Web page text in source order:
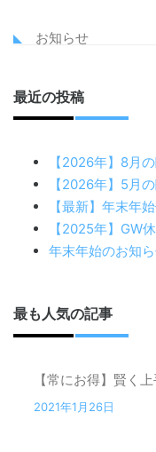
お知らせ
最近の投稿
【2026年】8月
【2026年】5月
【最新】年末年
【2025年】GW
年末年始のお知
最も人気の記事
【常にお得】賢く
2021年1月26日